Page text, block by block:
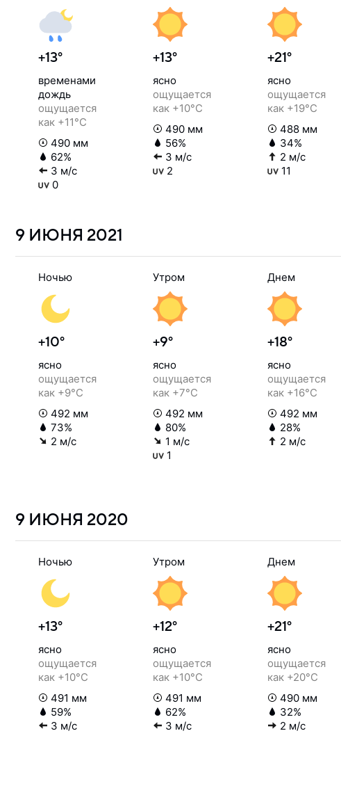
+13°
временами
дождь
ощущается
как +11°C
490 мм
62%
3 м/с
0
+13°
ясно
ощущается
как +10°C
490 мм
56%
3 м/с
2
+21°
ясно
ощущается
как +19°C
488 мм
34%
2 м/с
11
9 ИЮНЯ 2021
Ночью
+10°
ясно
ощущается
как +9°C
492 мм
73%
2 м/с
Утром
+9°
ясно
ощущается
как +7°C
492 мм
80%
1 м/с
1
Днем
+18°
ясно
ощущается
как +16°C
492 мм
28%
2 м/с
9 ИЮНЯ 2020
Ночью
+13°
ясно
ощущается
как +10°C
491 мм
59%
3 м/с
Утром
+12°
ясно
ощущается
как +10°C
491 мм
62%
3 м/с
Днем
+21°
ясно
ощущается
как +20°C
490 мм
32%
2 м/с